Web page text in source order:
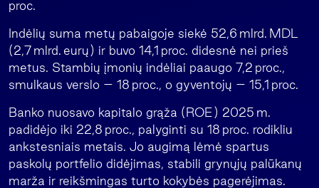
proc.
Indėlių suma metų pabaigoje siekė 52,6 mlrd. MDL
(2,7 mlrd. eurų) ir buvo 14,1 proc. didesnė nei prieš
metus. Stambių įmonių indėliai paaugo 7,2 proc.,
smulkaus verslo – 18 proc., o gyventojų – 15,1 proc.
Banko nuosavo kapitalo grąža (ROE) 2025 m.
padidėjo iki 22,8 proc., palyginti su 18 proc. rodikliu
ankstesniais metais. Jo augimą lėmė spartus
paskolų portfelio didėjimas, stabili grynųjų palūkanų
marža ir reikšmingas turto kokybės pagerėjimas.